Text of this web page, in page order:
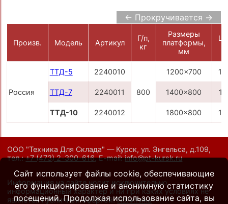
← Прокручивается →
Произв. Модель Артикул
Г/п,
кг
Размеры
платформы,
мм
Россия
ТТД-5 2240010
800
1200x700
ТТД-7 2240011 1400x800
ТТД-10 2240012 1800x800
ООО "Техника Для Склада" — Курск, ул. Энгельса, д.109,
тел.:+7 (473) 2-300-616,E-mail:info@pt-kursk.ru
Информация на сайте носит исключительно
информационный характер и ни при каких условиях не
является публичной офертой.Политика
Сайт использует файлы cookie, обеспечивающие
его функционирование и анонимную статистику
посещений. Продолжая использование сайта, вы